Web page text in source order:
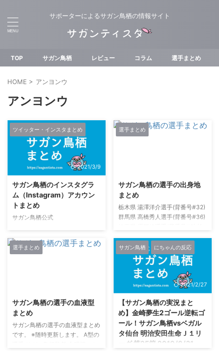
サポーターによるサガン鳥栖の情報サイト
TOP サガン鳥栖 レビュー コラム 選手まとめ
HOME > アンヨンウ
アンヨンウ
ツイッター・インスタまとめ
2021/3/9
サガン鳥栖のインスタグラ
ム（Instagram）アカウン
トまとめ
サガン鳥栖公式
antosu_official/ サガン鳥栖トッ
プチームスタッフ サガン鳥栖ト
ップチームスタッフのインスタグ
ガン鳥栖強化部）のインスタグラ
ム サガン鳥栖背番号#21→FELDA
ユナイテッドFC：マレーシア→
サガン鳥栖強化部
選手まとめ
サガン鳥栖の選手の出身地
まとめ
栃木県 湯澤洋介選手(背番号#32)
群馬県 高橋秀人選手(背番号#36)
選手(背番号#39) 朴 一圭（Park Il
Gyu / パギ）選手(背番号#40) 千
葉県 守田達弥選手(背番号#1) 東
京都 小林祐三選手(背番号#13) 石
川県 豊田陽平選手(背番号#11) 長
野県 高橋義希選手(背番号#14) 静
岡県 森下龍矢(Ryoya Morishita)
選手(背番号#28) 京都府 小屋松知
哉選手(背番号#22) 大 ...
選手まとめ
サガン鳥栖の選手の血液型
まとめ
サガン鳥栖の選手の血液型まとめ
です。 ※随時更新します。 A型の
サガン鳥栖 にちゃんの反応
2021/2/27
【サガン鳥栖の実況まと
め】金崎夢生2ゴール逆転ゴ
ール！サガン鳥栖vsベガル
タ仙台 明治安田生命Ｊ１リ
ーグ 第25節 2019/8/31